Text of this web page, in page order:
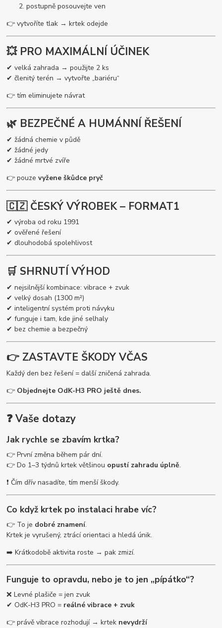
postupně posouvejte ven
👉 vytvoříte tlak → krtek odejde
💥 PRO MAXIMÁLNÍ ÚČINEK
✔ velká zahrada → použijte 2 ks
✔ členitý terén → vytvořte „bariéru“
👉 tím eliminujete návrat
🌿 BEZPEČNÉ A HUMÁNNÍ ŘEŠENÍ
✔ žádná chemie v půdě
✔ žádné jedy
✔ žádné mrtvé zvíře
👉 pouzevyžene škůdce pryč
🇨🇿 ČESKÝ VÝROBEK – FORMAT1
✔ výroba od roku 1991
✔ ověřené řešení
✔ dlouhodobá spolehlivost
🛒 SHRNUTÍ VÝHOD
✔ nejsilnější kombinace: vibrace + zvuk
✔ velký dosah (1300 m²)
✔ inteligentní systém proti návyku
✔ funguje i tam, kde jiné selhaly
✔ bez chemie a bezpečný
👉 ZASTAVTE ŠKODY VČAS
Každý den bez řešení = další zničená zahrada.
👉 Objednejte OdK-H3 PRO ještě dnes.
❓ Vaše dotazy
Jak rychle se zbavím krtka?
👉 První změna během pár dní.
👉 Do 1–3 týdnů krtek většinou opustí zahradu úplně.
❗ Čím dřív nasadíte, tím menší škody.
Co když krtek po instalaci hrabe víc?
👉 To je dobré znamení.
Krtek je vyrušený, ztrácí orientaci a hledá únik.
➡️ Krátkodobě aktivita roste → pak zmizí.
Funguje to opravdu, nebo je to jen „pípátko“?
❌ Levné plašiče = jen zvuk
✔ OdK-H3 PRO = reálné vibrace + zvuk
👉 právě vibrace rozhodují → krtek nevydrží